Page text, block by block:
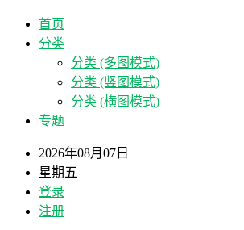
首页
分类
分类 (多图模式)
分类 (竖图模式)
分类 (横图模式)
专题
2026年08月07日
星期五
登录
注册